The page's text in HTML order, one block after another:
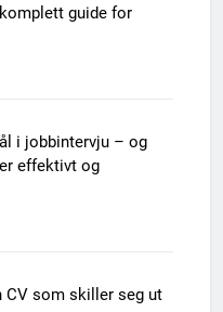
guide for
i jobbintervju – og
effektivt og
CV som skiller seg ut